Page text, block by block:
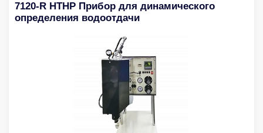
7120-R HTHP Прибор для динамического
определения водоотдачи